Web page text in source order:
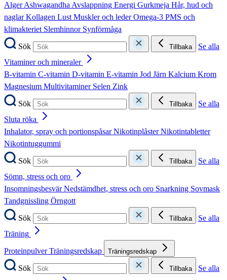
AlgerAshwagandhaAvslappning Energi Gurkmeja Hår, hud och
naglarKollagen LustMuskler och lederOmega-3 PMS och
klimakteriet Slemhinnor Synförmåga
Sök
Tillbaka
Se alla
Vitaminer och mineraler
B-vitamin C-vitamin D-vitamin E-vitamin Jod Järn Kalcium Krom
Magnesium Multivitaminer Selen Zink
Sök
Tillbaka
Se alla
Sluta röka
Inhalator, spray och portionspåsarNikotinplåsterNikotintabletter
Nikotintuggummi
Sök
Tillbaka
Se alla
Sömn, stress och oro
InsomningsbesvärNedstämdhet, stress och oro Snarkning Sovmask
Tandgnissling Örngott
Sök
Tillbaka
Se alla
Träning
ProteinpulverTräningsredskap Träningsredskap
Sök Tillbaka
Se alla